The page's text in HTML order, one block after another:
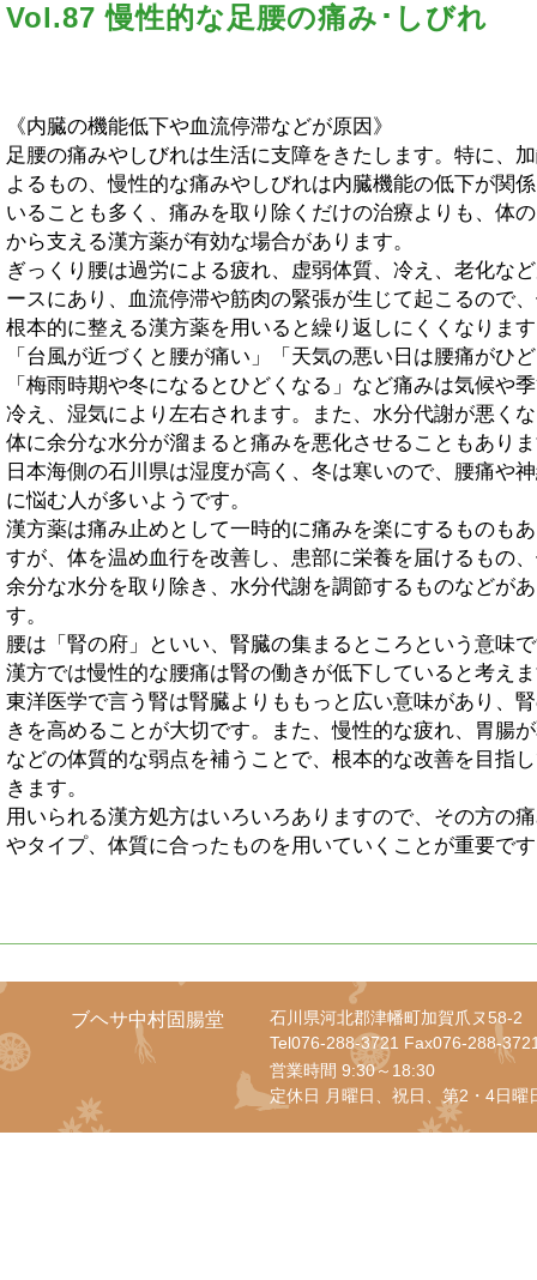
Vol.87 慢性的な足腰の痛み･しびれ
《内臓の機能低下や血流停滞などが原因》
足腰の痛みやしびれは生活に支障をきたします。特に、
よるもの、慢性的な痛みやしびれは内臓機能の低下が関
いることも多く、痛みを取り除くだけの治療よりも、体
から支える漢方薬が有効な場合があります。
ぎっくり腰は過労による疲れ、虚弱体質、冷え、老化な
ースにあり、血流停滞や筋肉の緊張が生じて起こるので
根本的に整える漢方薬を用いると繰り返しにくくなりま
「台風が近づくと腰が痛い」「天気の悪い日は腰痛がひ
「梅雨時期や冬になるとひどくなる」など痛みは気候や
冷え、湿気により左右されます。また、水分代謝が悪く
体に余分な水分が溜まると痛みを悪化させることもあり
日本海側の石川県は湿度が高く、冬は寒いので、腰痛や
に悩む人が多いようです。
漢方薬は痛み止めとして一時的に痛みを楽にするものも
すが、体を温め血行を改善し、患部に栄養を届けるもの
余分な水分を取り除き、水分代謝を調節するものなどが
す。
腰は「腎の府」といい、腎臓の集まるところという意味
漢方では慢性的な腰痛は腎の働きが低下していると考え
東洋医学で言う腎は腎臓よりももっと広い意味があり、
きを高めることが大切です。また、慢性的な疲れ、胃腸
などの体質的な弱点を補うことで、根本的な改善を目指
きます。
用いられる漢方処方はいろいろありますので、その方の
やタイプ、体質に合ったものを用いていくことが重要で
ブヘサ中村固腸堂
石川県河北郡津幡町加賀爪ヌ58-2
Tel076-288-3721 Fax076-288-
営業時間 9:30～18:30
定休日 月曜日、祝日、第2・4日曜